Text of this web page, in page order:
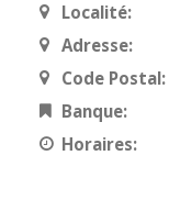
Localité:
Adresse:
Code Postal:
Banque:
Horaires: